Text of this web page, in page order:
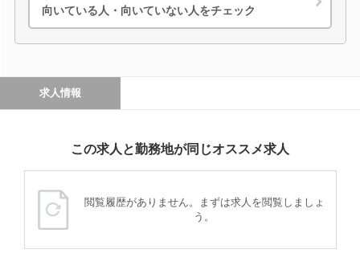
向いている人・向いていない人をチェック
求人情報
この求人と勤務地が同じオススメ求人
閲覧履歴がありません。まずは求人を閲覧しましょ
う。